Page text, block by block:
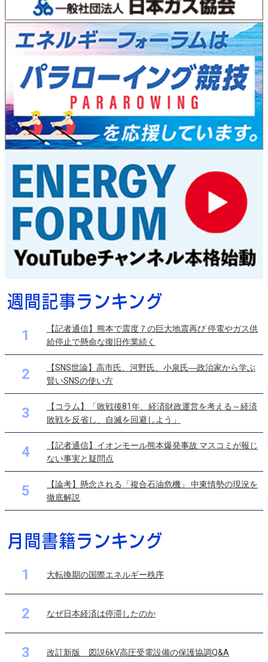
1
【記者通信】熊本で震度７の巨大地震再び 停電やガス供
給停止で懸命な復旧作業続く
2
【SNS世論】高市氏、河野氏、小泉氏―政治家から学ぶ
賢いSNSの使い方
3
【コラム】「敗戦後81年、経済財政運営を考える～経済
敗戦を反省し、自滅を回避しよう」
4
【記者通信】イオンモール熊本爆発事故 マスコミが報じ
ない事実と疑問点
5
【論考】懸念される「複合石油危機」 中東情勢の現況を
徹底解説
1 大転換期の国際エネルギー秩序
2 なぜ日本経済は停滞したのか
3 改訂新版 図説6kV高圧受電設備の保護協調Q&A